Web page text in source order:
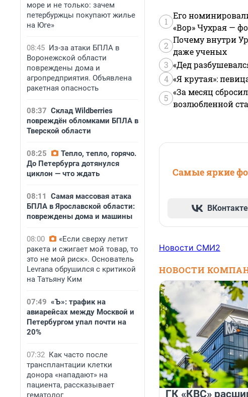
море и не только: зачем
петербуржцы покупают жилье
на Юге»
08:45 Из-за атаки БПЛА в
Воронежской области
повреждены дома и
агропредприятия. Объявлена
ракетная опасность
08:37 Склад Wildberries
повреждён обломками БПЛА в
Тверской области
08:25
Тепло, тепло, горячо.
До Петербурга дотянулся
циклон — что ждать
08:11
Самая массовая атака
БПЛА в Ярославской области:
повреждены дома и машины
08:00
«Если сверху летит
ракета и сжигает мой товар, то
это не мой риск». Основатель
Levrana обрушился с критикой
на Татьяну Ким
07:49 «Ъ»: трафик на
авиарейсах между Москвой и
Петербургом упал почти на
20%
07:32 Как часто после
трансплантации клетки
донора «нападают» на
пациента, рассказывает
гематолог
1
Его
«Вор» Чухрая —
2
Почему внутри
даже ученых
3 «Дед
4 «Я крутая»:
5
«За месяц
возлюбленной
Самые яркие
ВКонтакте
Новости СМИ2
НОВОСТИ
ГК «КВС»